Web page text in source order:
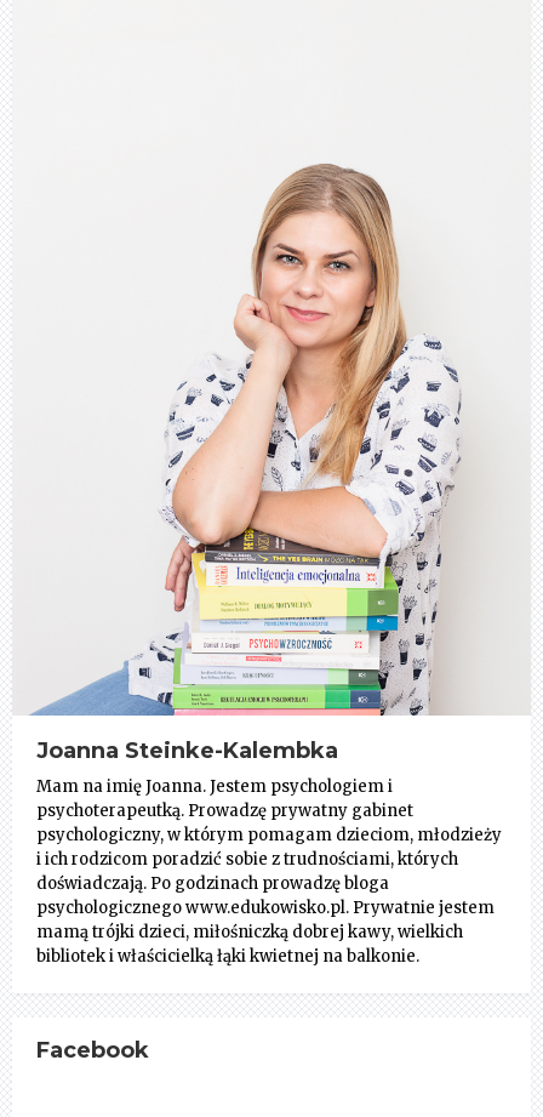
Joanna Steinke-Kalembka
Mam na imię Joanna. Jestem psychologiem i
psychoterapeutką. Prowadzę prywatny gabinet
psychologiczny, w którym pomagam dzieciom, młodzieży
i ich rodzicom poradzić sobie z trudnościami, których
doświadczają. Po godzinach prowadzę bloga
psychologicznego www.edukowisko.pl. Prywatnie jestem
mamą trójki dzieci, miłośniczką dobrej kawy, wielkich
bibliotek i właścicielką łąki kwietnej na balkonie.
Facebook